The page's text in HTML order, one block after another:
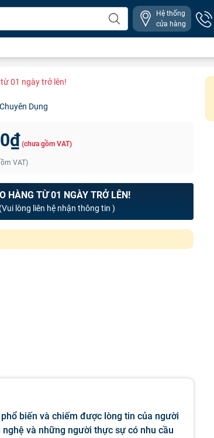
Hệ thống
cửa hàng
01 ngày trở lên!
Dụng
(chưa gồm VAT)
VAT)
HÀNG TỪ 01 NGÀY TRỞ LÊN!
(Vui lòng liên hệ nhận thông tin )
biến và chiếm được lòng tin của người
và những người thực sự có nhu cầu